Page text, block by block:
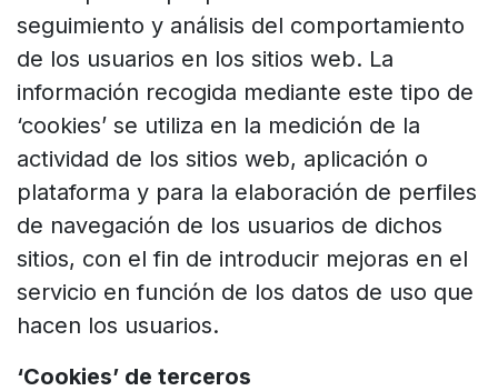
seguimiento y análisis del comportamiento
de los usuarios en los sitios web. La
información recogida mediante este tipo de
‘cookies’ se utiliza en la medición de la
actividad de los sitios web, aplicación o
plataforma y para la elaboración de perfiles
de navegación de los usuarios de dichos
sitios, con el fin de introducir mejoras en el
servicio en función de los datos de uso que
hacen los usuarios.
‘Cookies’ de terceros